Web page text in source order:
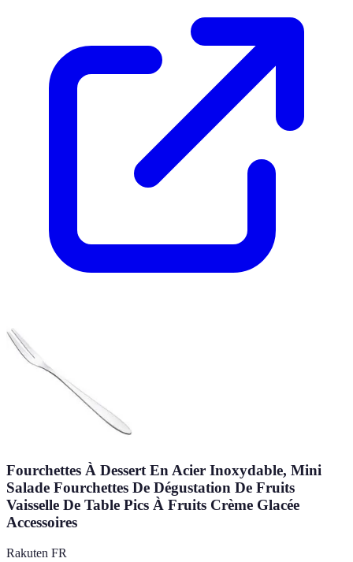
Fourchettes À Dessert En Acier Inoxydable, Mini
Salade Fourchettes De Dégustation De Fruits
Vaisselle De Table Pics À Fruits Crème Glacée
Accessoires
Rakuten FR